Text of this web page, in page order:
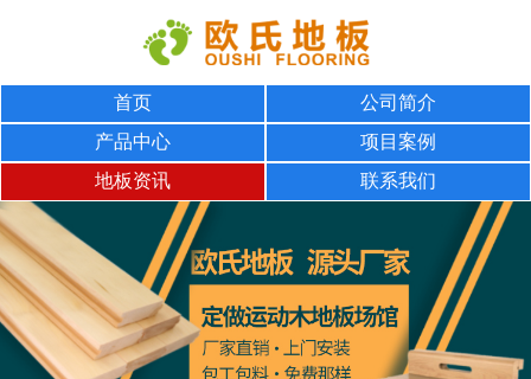
首页
公司简介
产品中心
项目案例
地板资讯
联系我们